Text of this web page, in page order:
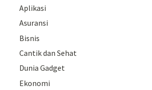
Aplikasi
Asuransi
Bisnis
Cantik dan Sehat
Dunia Gadget
Ekonomi